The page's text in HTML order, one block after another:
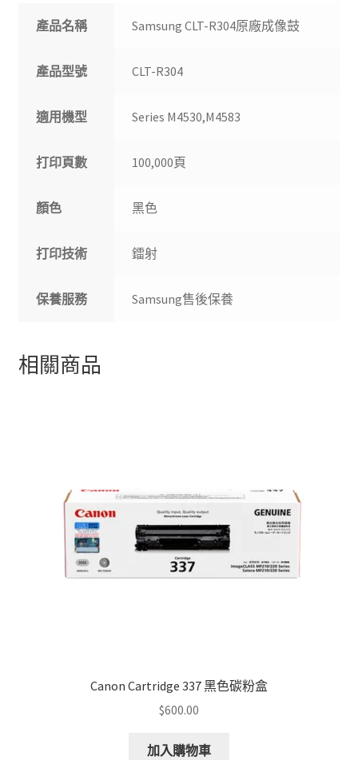
產品名稱 Samsung CLT-R304原廠成像鼓
產品型號 CLT-R304
適用機型 Series M4530,M4583
打印頁數 100,000頁
顏色 黑色
打印技術 鐳射
保養服務 Samsung售後保養
相關商品
Canon Cartridge 337 黑色碳粉盒
$600.00
加入購物車